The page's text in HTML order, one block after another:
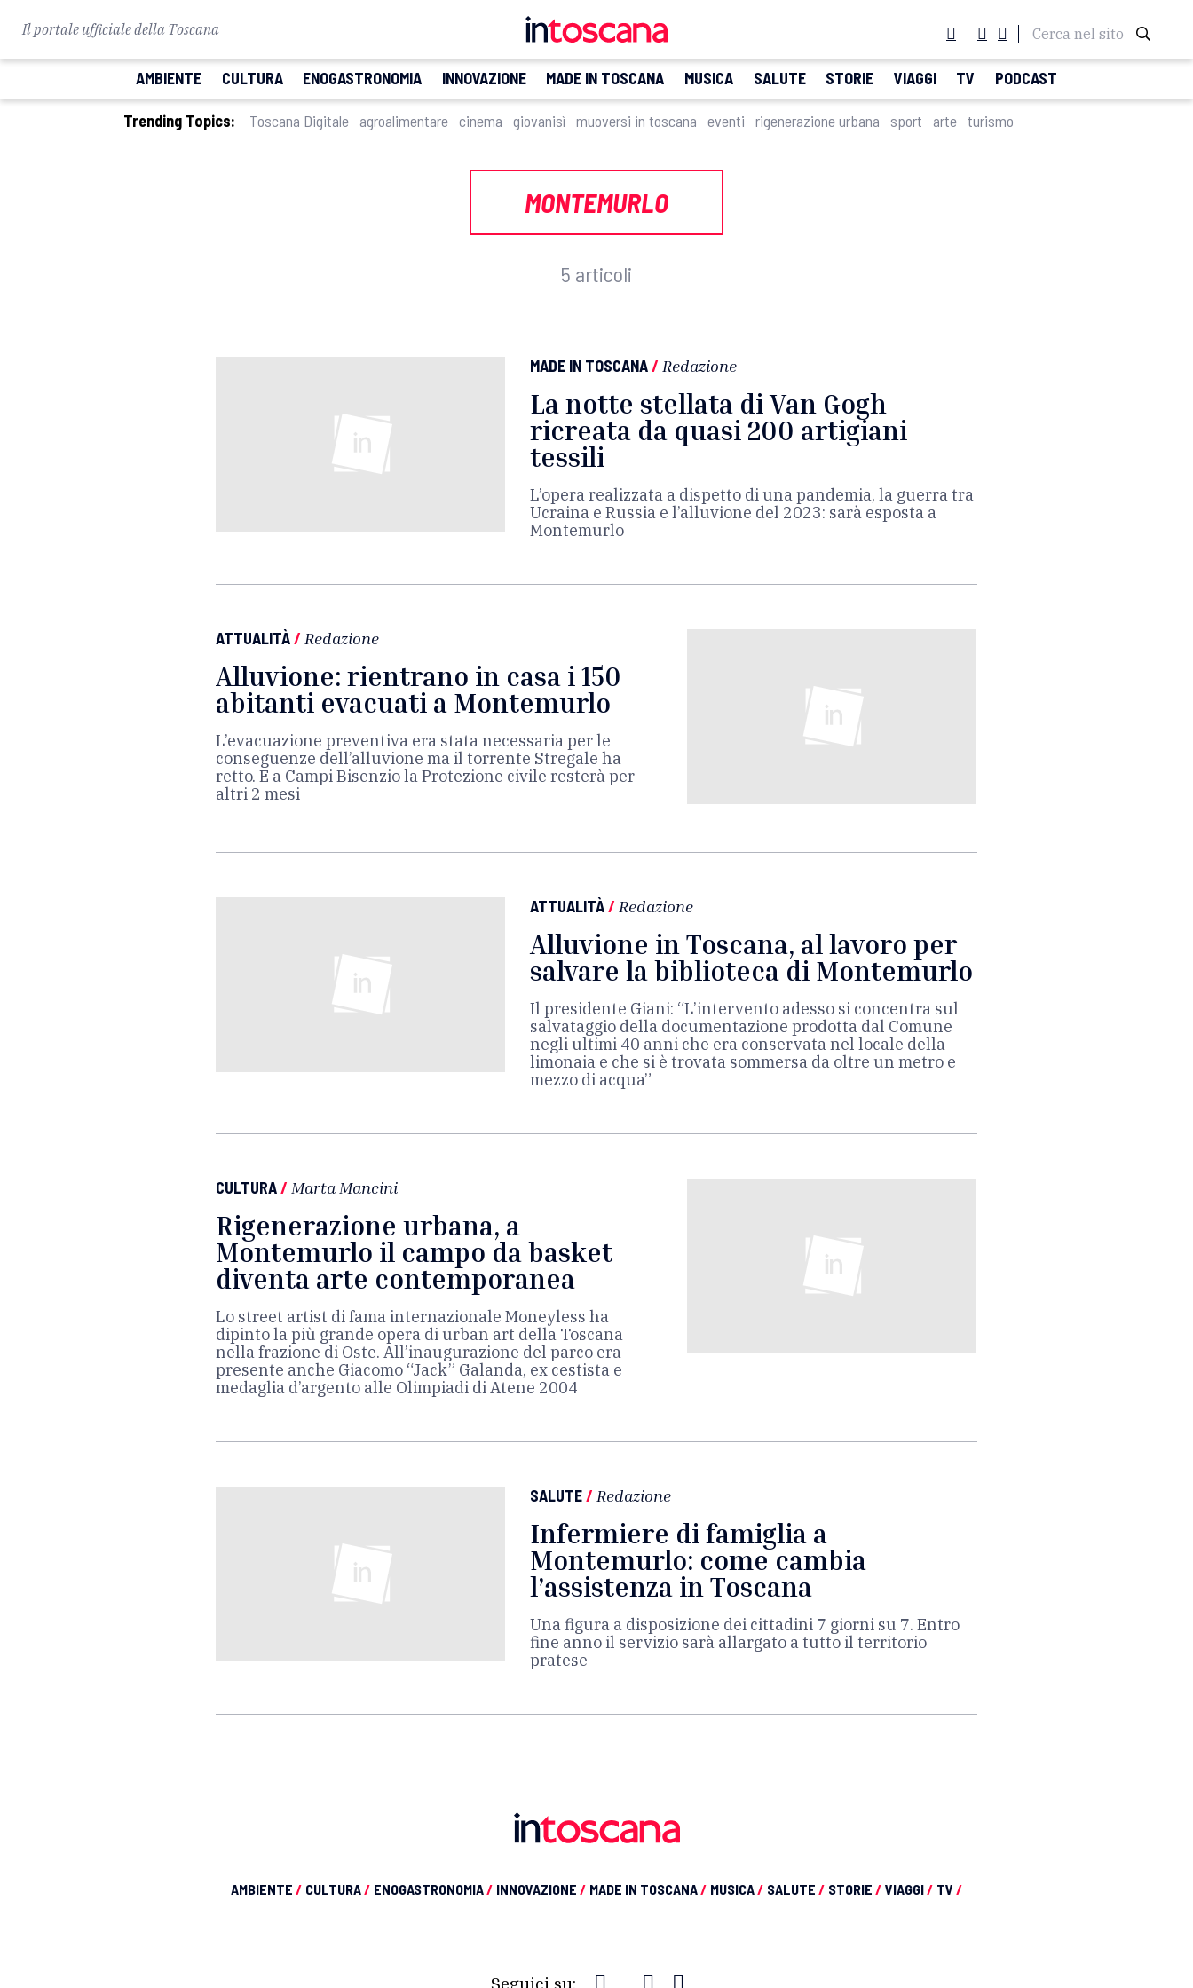
Il portale ufficiale della Toscana Cerca nel sito
AMBIENTE CULTURA ENOGASTRONOMIA INNOVAZIONE MADE IN TOSCANA MUSICA SALUTE STORIE VIAGGI TV PODCAST
Trending Topics: Toscana Digitale agroalimentare cinema giovanisì muoversi in toscana eventi rigenerazione urbana sport arte turismo
MONTEMURLO
5 articoli
MADE IN TOSCANA/ Redazione
La notte stellata di Van Gogh
ricreata da quasi 200 artigiani
tessili
L’opera realizzata a dispetto di una pandemia, la guerra tra
Ucraina e Russia e l’alluvione del 2023: sarà esposta a
Montemurlo
ATTUALITÀ/ Redazione
Alluvione: rientrano in casa i 150
abitanti evacuati a Montemurlo
L’evacuazione preventiva era stata necessaria per le
conseguenze dell’alluvione ma il torrente Stregale ha
retto. E a Campi Bisenzio la Protezione civile resterà per
altri 2 mesi
ATTUALITÀ/ Redazione
Alluvione in Toscana, al lavoro per
salvare la biblioteca di Montemurlo
Il presidente Giani: “L’intervento adesso si concentra sul
salvataggio della documentazione prodotta dal Comune
negli ultimi 40 anni che era conservata nel locale della
limonaia e che si è trovata sommersa da oltre un metro e
mezzo di acqua”
CULTURA/ Marta Mancini
Rigenerazione urbana, a
Montemurlo il campo da basket
diventa arte contemporanea
Lo street artist di fama internazionale Moneyless ha
dipinto la più grande opera di urban art della Toscana
nella frazione di Oste. All’inaugurazione del parco era
presente anche Giacomo “Jack” Galanda, ex cestista e
medaglia d’argento alle Olimpiadi di Atene 2004
SALUTE/ Redazione
Infermiere di famiglia a
Montemurlo: come cambia
l’assistenza in Toscana
Una figura a disposizione dei cittadini 7 giorni su 7. Entro
fine anno il servizio sarà allargato a tutto il territorio
pratese
AMBIENTE / CULTURA/ ENOGASTRONOMIA/ INNOVAZIONE / MADE IN TOSCANA/ MUSICA/ SALUTE / STORIE / VIAGGI/ TV /
Seguici su: